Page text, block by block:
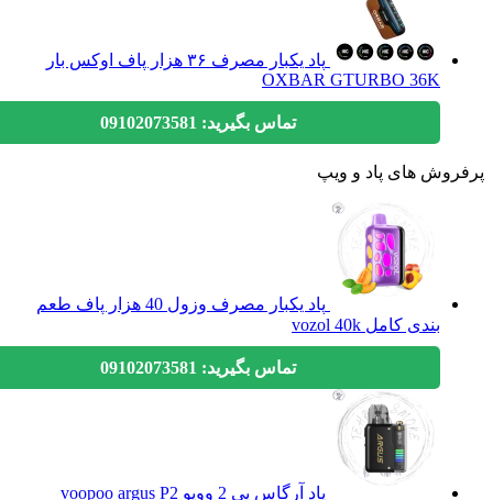
پاد یکبار مصرف ۳۶ هزار پاف اوکس بار
OXBAR GTURBO 36K
تماس بگیرید: 09102073581
های پاد و ویپ
پاد یکبار مصرف وزول 40 هزار پاف طعم
بندی کامل vozol 40k
تماس بگیرید: 09102073581
پاد آرگاس پی 2 ووپو voopoo argus P2